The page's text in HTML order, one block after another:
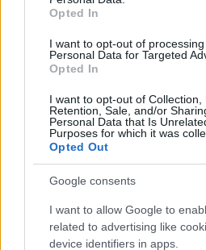
Opted In
I want to opt-out of
Personal Data for Targeted
Opted In
I want to opt-out of Collection,
Retention, Sale, and/or
Personal Data that Is
Purposes for which it was
Opted Out
Google consents
I want to allow Google to
related to advertising like
device identifiers in apps.
Miért kulcsfontosságú a
egészségügyi